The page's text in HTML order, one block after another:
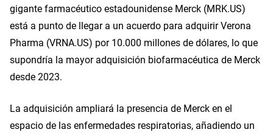
gigante farmacéutico estadounidense Merck (MRK.US)
está a punto de llegar a un acuerdo para adquirir Verona
Pharma (VRNA.US) por 10.000 millones de dólares, lo que
supondría la mayor adquisición biofarmacéutica de Merck
desde 2023.
La adquisición ampliará la presencia de Merck en el
espacio de las enfermedades respiratorias, añadiendo un